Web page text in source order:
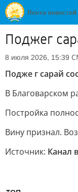
Поджег
8 июля 2026, 15:39
Подже г сарай
В Благоварском
Постройка
Вину признал.
Источник: Канал